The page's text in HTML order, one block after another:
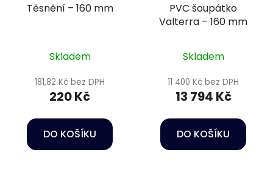
Těsnění – 160 mm
Skladem
181,82 Kč bez DPH
220 Kč
DO KOŠÍKU
PVC šoupátko
Valterra – 160 mm
Skladem
11 400 Kč bez DPH
13 794 Kč
DO KOŠÍKU